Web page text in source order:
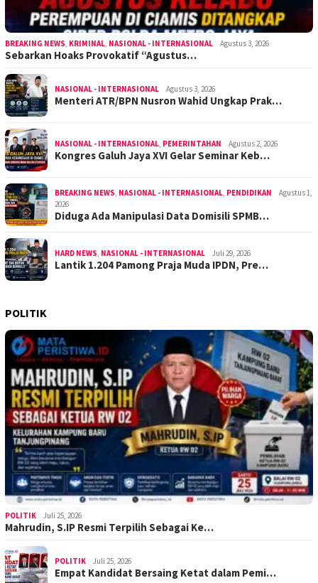
BREAKING NEWS KRIMINAL NASIONAL - INTERNASIONAL Agustus 3, 2026
Sebarkan Hoaks Provokatif “Agustus…
NASIONAL - INTERNASIONAL Agustus 3, 2026
Menteri ATR/BPN Nusron Wahid Ungkap Prak…
NASIONAL - INTERNASIONAL PEMERINTAHAN Agustus 2, 2026
Kongres Galuh Jaya XVI Gelar Seminar Keb…
BREAKING NEWS NASIONAL - INTERNASIONAL PENDIDIKAN
Agustus 1,
2026
Diduga Ada Manipulasi Data Domisili SPMB…
HARD NEWS NASIONAL - INTERNASIONAL Juli 29, 2026
Lantik 1.204 Pamong Praja Muda IPDN, Pre…
POLITIK
POLITIK Juli 25, 2026
Mahrudin, S.IP Resmi Terpilih Sebagai Ke…
POLITIK Juli 25, 2026
Empat Kandidat Bersaing Ketat dalam Pemi…